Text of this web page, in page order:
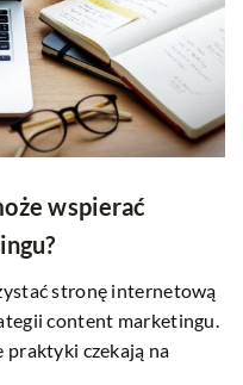
wspierać
stronę internetową
content marketingu.
praktyki czekają na